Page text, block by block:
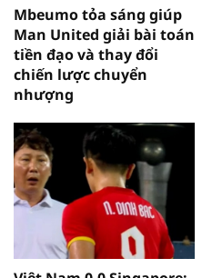
Mbeumo tỏa sáng giúp
Man United giải bài toán
tiền đạo và thay đổi
chiến lược chuyển
nhượng